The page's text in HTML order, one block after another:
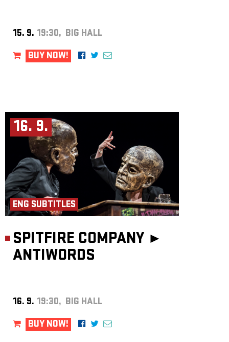
15. 9. 19:30, BIG HALL
BUY NOW!
16. 9.
ENG SUBTITLES
SPITFIRE COMPANY ►
ANTIWORDS
16. 9. 19:30, BIG HALL
BUY NOW!